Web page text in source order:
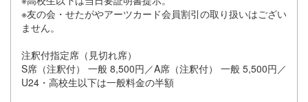
※友の会・せたがやアーツカード会員割引の取り扱いはござい
ません。
注釈付指定席（見切れ席）
S席（注釈付） 一般 8,500円／A席（注釈付） 一般 5,500円／
U24・高校生以下は一般料金の半額